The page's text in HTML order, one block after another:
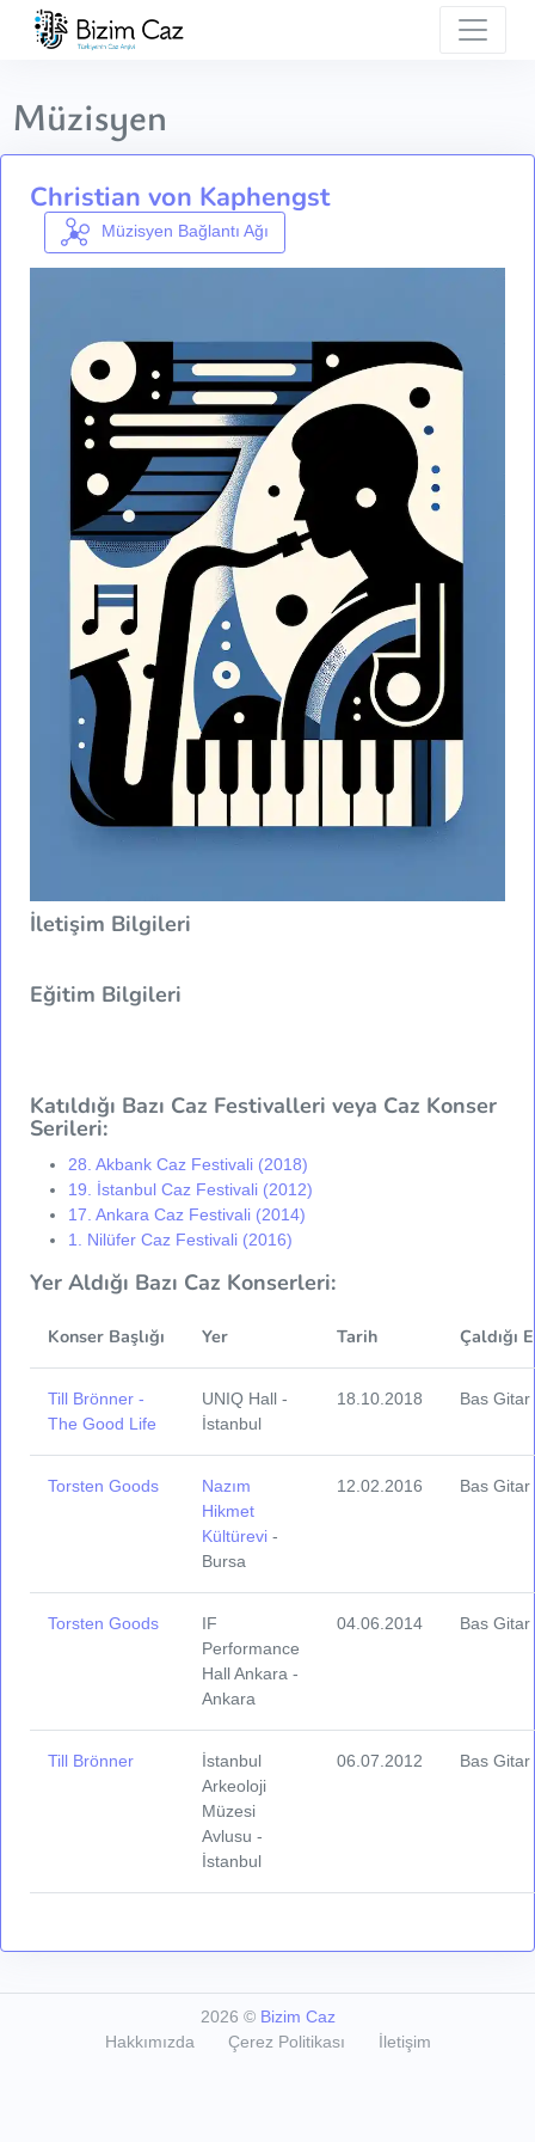
Müzisyen
Christian von Kaphengst
Müzisyen Bağlantı Ağı
İletişim Bilgileri
Eğitim Bilgileri
Katıldığı Bazı Caz Festivalleri veya Caz Konser
Serileri:
28. Akbank Caz Festivali (2018)
19. İstanbul Caz Festivali (2012)
17. Ankara Caz Festivali (2014)
1. Nilüfer Caz Festivali (2016)
Yer Aldığı Bazı Caz Konserleri:
Konser Başlığı Yer Tarih Çaldığı
Till Brönner -
The Good Life
UNIQ Hall -
İstanbul
18.10.2018 Bas Gitar
Torsten Goods
Nazım
Hikmet
Kültürevi -
Bursa
12.02.2016 Bas Gitar
Torsten Goods
IF
Performance
Hall Ankara -
Ankara
04.06.2014 Bas Gitar
Till Brönner
İstanbul
Arkeoloji
Müzesi
Avlusu -
İstanbul
06.07.2012 Bas Gitar
2026 © Bizim Caz
Hakkımızda
Çerez Politikası İletişim